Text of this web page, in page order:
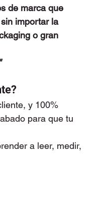
de marca que
importar la
o gran
y 100%
para que tu
a leer, medir,